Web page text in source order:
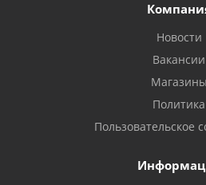
Новости
Вакансии
Магазины
Политика
Пользовательское